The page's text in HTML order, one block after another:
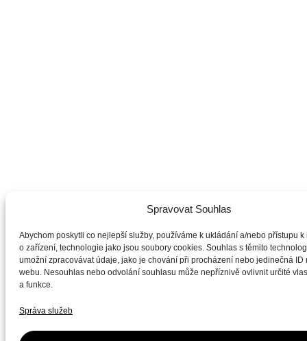
Spravovat Souhlas
Abychom poskytli co nejlepší služby, používáme k ukládání a/nebo přístupu k
o zařízení, technologie jako jsou soubory cookies. Souhlas s těmito
umožní zpracovávat údaje, jako je chování při procházení nebo jedinečná ID
webu. Nesouhlas nebo odvolání souhlasu může nepříznivě ovlivnit určité
a funkce.
Správa služeb